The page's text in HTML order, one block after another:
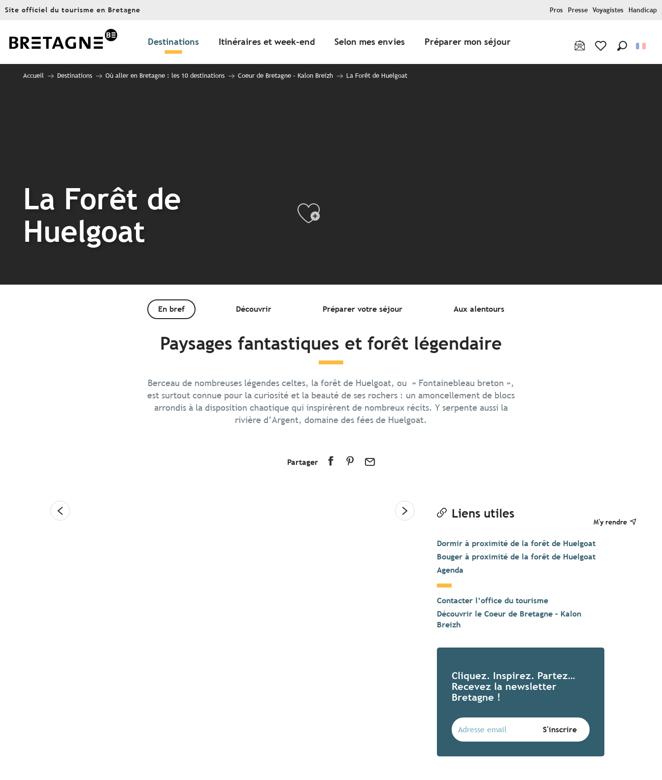
Aller
principal
Site officiel du tourisme en Bretagne Pros Presse Voyagistes Handicap
Destinations Itinéraires et week-end Selon mes envies Préparer mon séjour
M'y rendre
Accueil Destinations Où aller en Bretagne : les 10 destinations Coeur de Bretagne – Kalon Breizh La Forêt de Huelgoat
La Forêt de
Huelgoat
Ajouter aux favoris
En bref Découvrir Préparer votre séjour Aux alentours
Paysages fantastiques et forêt légendaire
Berceau de nombreuses légendes celtes, la forêt de Huelgoat, ou » Fontainebleau breton »,
est surtout connue pour la curiosité et la beauté de ses rochers : un amoncellement de blocs
arrondis à la disposition chaotique qui inspirèrent de nombreux récits. Y serpente aussi la
rivière d’Argent, domaine des fées de Huelgoat.
Partager
Liens utiles
Dormir à proximité de la forêt de Huelgoat
Bouger à proximité de la forêt de Huelgoat
Agenda
Contacter l’office du tourisme
Découvrir le Coeur de Bretagne – Kalon
Breizh
Cliquez. Inspirez. Partez…
Recevez la newsletter
Bretagne !